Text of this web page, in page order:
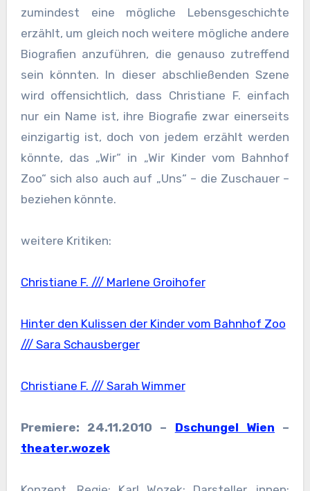
zumindest eine mögliche Lebensgeschichte
erzählt, um gleich noch weitere mögliche andere
Biografien anzuführen, die genauso zutreffend
sein könnten. In dieser abschließenden Szene
wird offensichtlich, dass Christiane F. einfach
nur ein Name ist, ihre Biografie zwar einerseits
einzigartig ist, doch von jedem erzählt werden
könnte, das „Wir“ in „Wir Kinder vom Bahnhof
Zoo“ sich also auch auf „Uns“ – die Zuschauer –
beziehen könnte.
weitere Kritiken:
Christiane F. /// Marlene Groihofer
Hinter den Kulissen der Kinder vom Bahnhof Zoo
/// Sara Schausberger
Christiane F. /// Sarah Wimmer
Premiere: 24.11.2010 – Dschungel Wien –
theater.wozek